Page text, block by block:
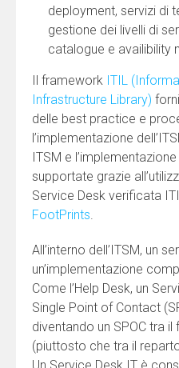
deployment, servizi di
gestione dei livelli di
catalogue e availibility
Il framework ITIL
Infrastructure Library)
delle best practice e
l’implementazione
ITSM e
supportate grazie
Service Desk verificata
FootPrints
All’interno dell’ITSM, un
un’implementazione
Come l’Help Desk, un
Single Point of Contact
diventando un SPOC tra
(piuttosto che tra il
Un Service Desk IT è